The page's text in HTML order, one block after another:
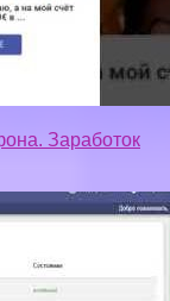
Заработок